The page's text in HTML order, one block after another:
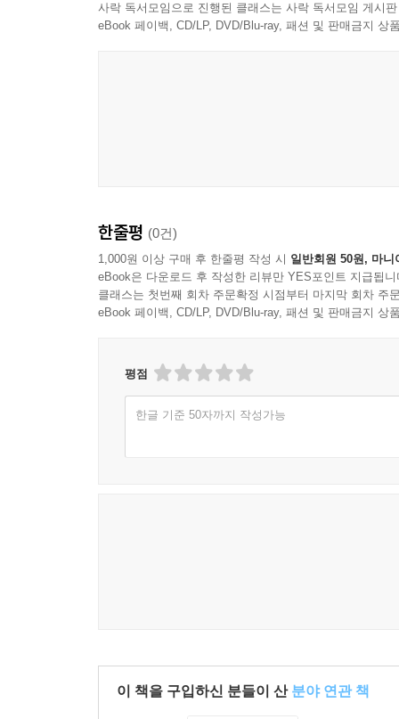
사락 독서모임으로 진행된 클래스는 사락 독서모임 게시
eBook 페이백, CD/LP, DVD/Blu-ray, 패션 및 판매금지 상
한줄평 (0건)
1,000원 이상 구매 후 한줄평 작성 시 일반회원 50원, 마니
eBook은 다운로드 후 작성한 리뷰만 YES포인트 지급됩니
클래스는 첫번째 회차 주문확정 시점부터 마지막 회차 주
eBook 페이백, CD/LP, DVD/Blu-ray, 패션 및 판매금지 상
평점
한글 기준 50자까지 작성가능
이 책을 구입하신 분들이 산 분야 연관 책